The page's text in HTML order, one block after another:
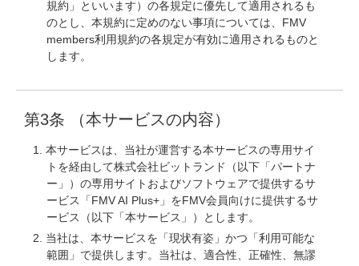
規約」といいます）の各規定に優先して適用されるも
のとし、本規約に定めのない事項については、FMV
members利用規約の各規定が有効に適用されるものと
します。
第3条 （本サービスの内容）
本サービスは、当社が運営する本サービスの専用サイ
トを経由して株式会社ビットランド（以下「パートナ
ー」）の専用サイトおよびソフトウェアで提供するサ
ービス「FMV AI Plus+」をFMV会員向けに提供するサ
ービス（以下「本サービス」）とします。
当社は、本サービスを「現状有姿」かつ「利用可能な
範囲」で提供します。当社は、適合性、正確性、無謬